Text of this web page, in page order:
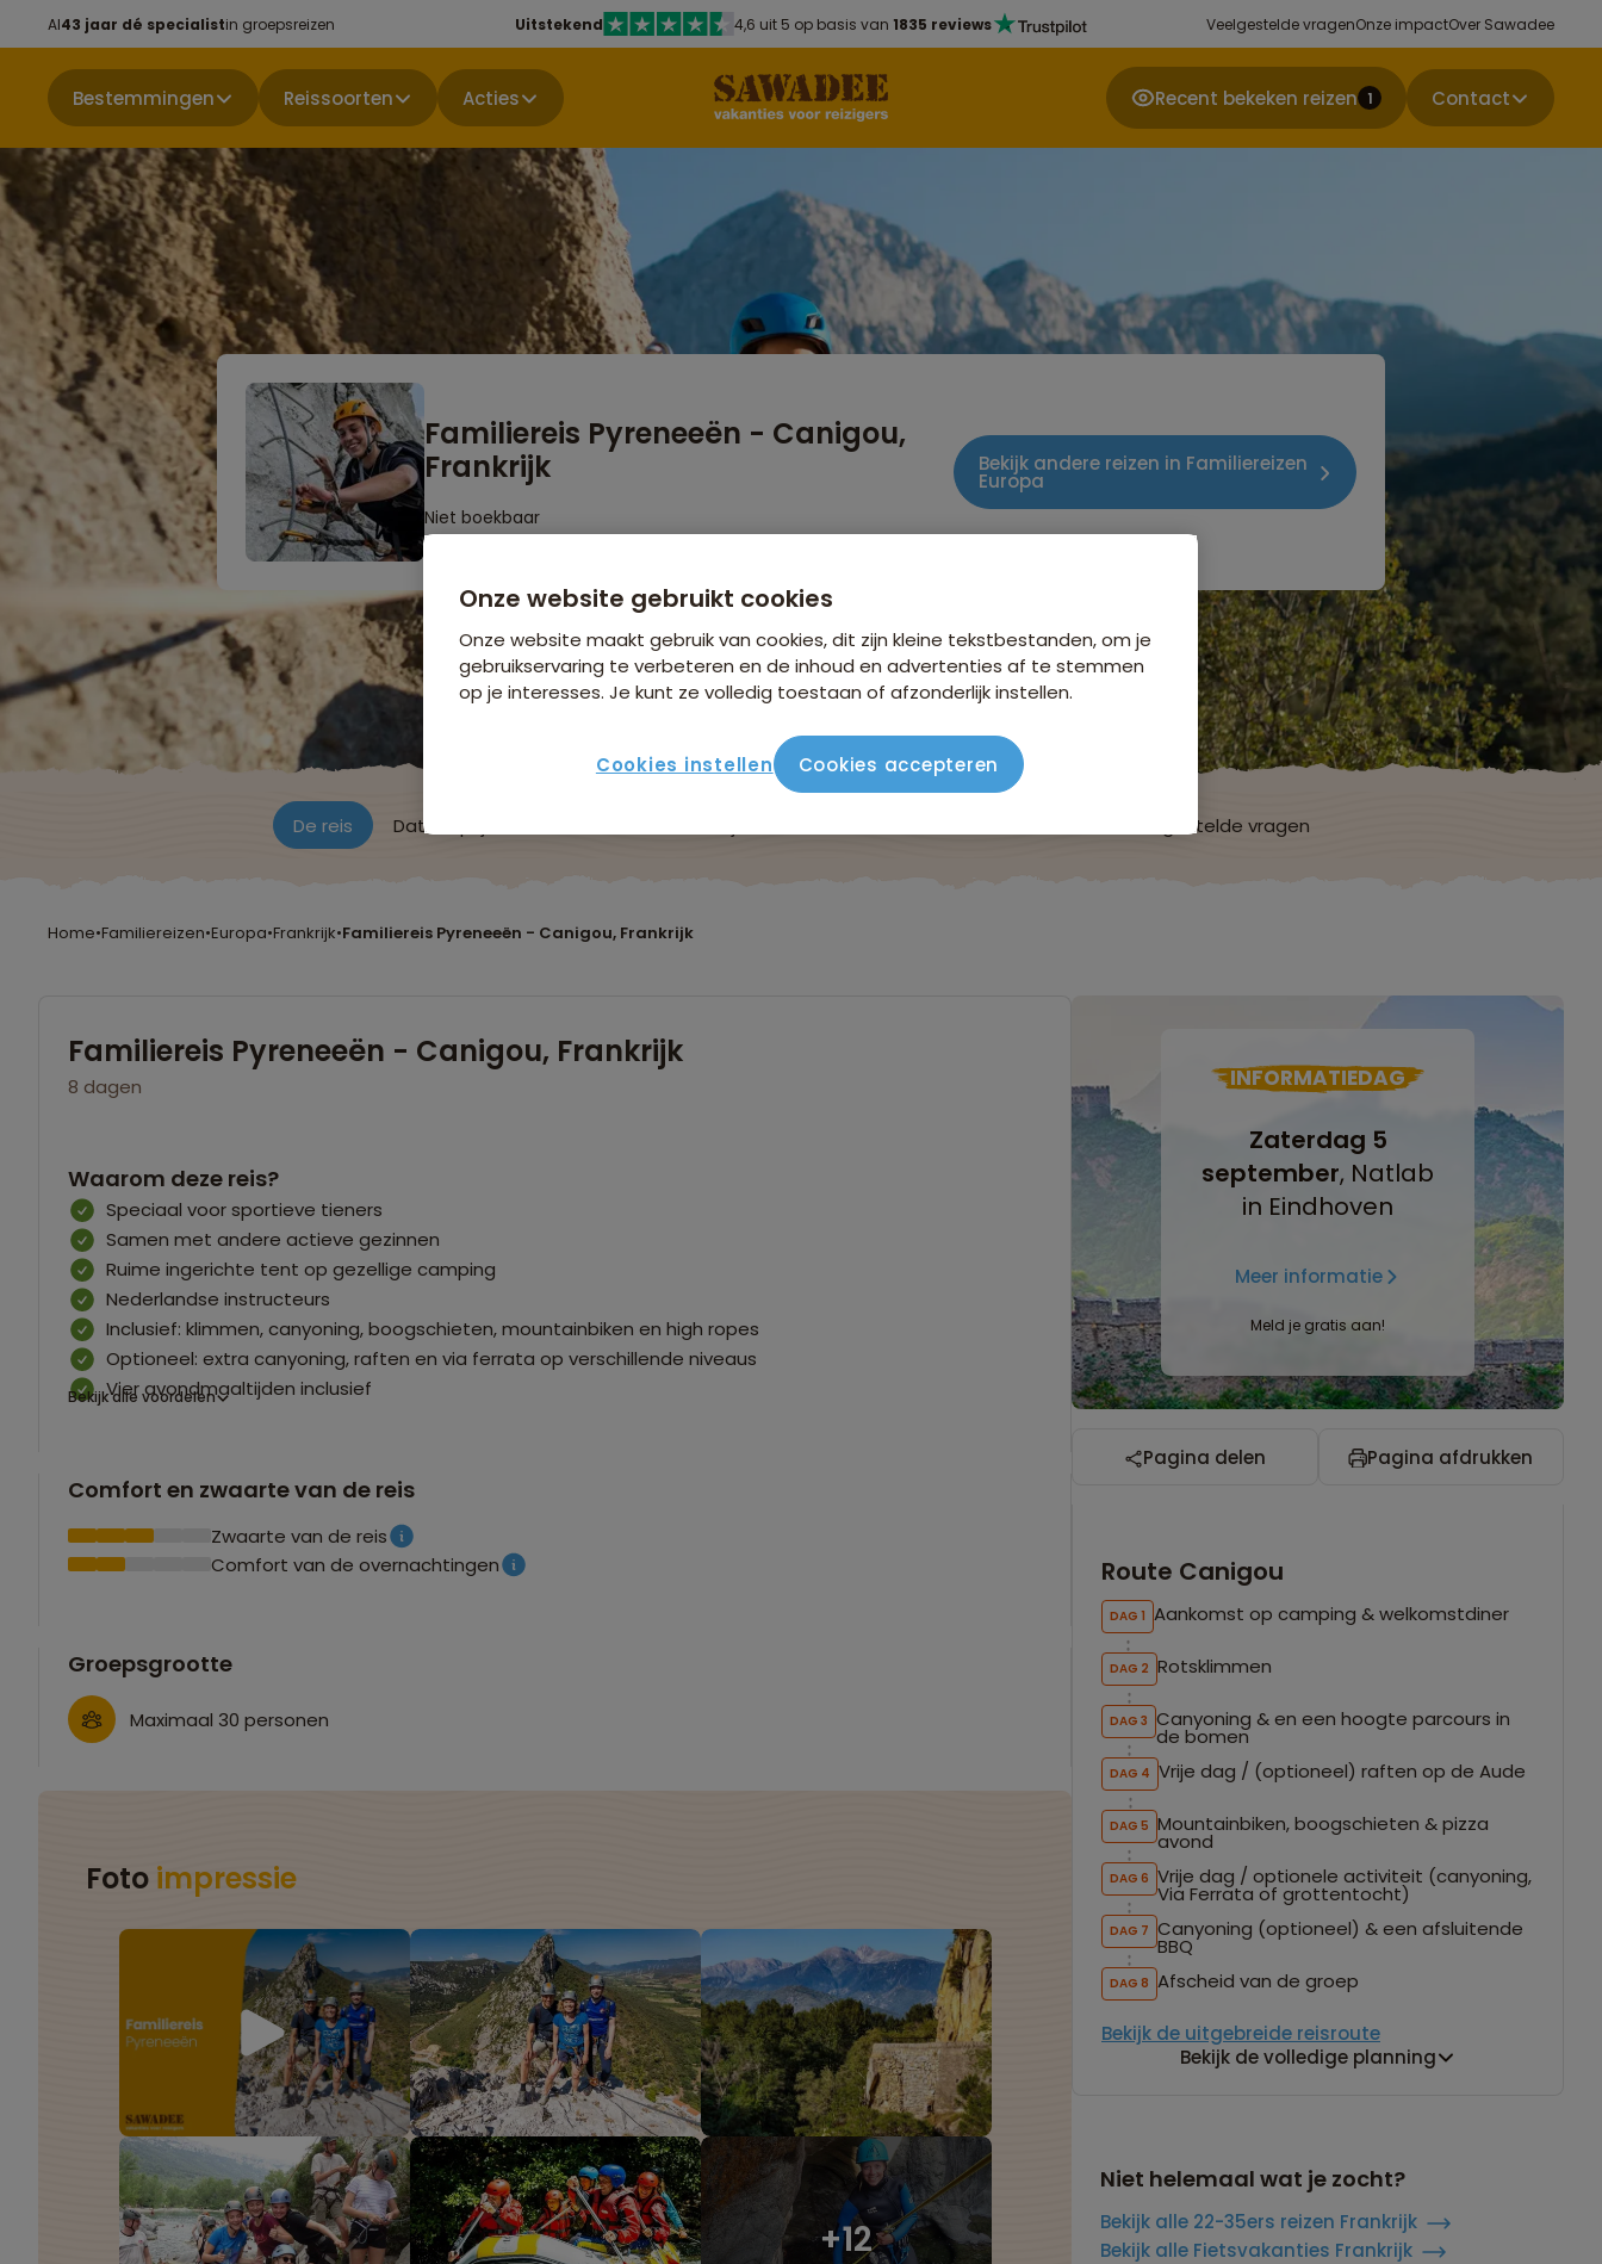
Al43 jaar dé specialistin groepsreizen Uitstekend 4,6 uit 5 op basis van 1835 reviews Veelgestelde vragenOnze impactOver Sawadee
Bestemmingen Reissoorten Acties Recent bekeken reizen 1 Contact
Familiereis Pyreneeën - Canigou,
Frankrijk
Niet boekbaar
Bekijk andere reizen in Familiereizen
Europa
De reis Data & prijzen Veelgestelde vragen
Home•Familiereizen•Europa•Frankrijk•Familiereis Pyreneeën - Canigou, Frankrijk
Familiereis Pyreneeën - Canigou, Frankrijk
8 dagen
Waarom deze reis?
Speciaal voor sportieve tieners
Samen met andere actieve gezinnen
Ruime ingerichte tent op gezellige camping
Nederlandse instructeurs
Inclusief: klimmen, canyoning, boogschieten, mountainbiken en high ropes
Optioneel: extra canyoning, raften en via ferrata op verschillende niveaus
Vier avondmaaltijden inclusief
Bekijk alle voordelen
Comfort en zwaarte van de reis
Zwaarte van de reis
Comfort van de overnachtingen
Groepsgrootte
Maximaal 30 personen
Foto impressie
INFORMATIEDAG
Zaterdag 5
september, Natlab
in Eindhoven
Meer informatie
Meld je gratis aan!
Pagina delen Pagina afdrukken
Route Canigou
DAG 1 Aankomst op camping & welkomstdiner
DAG 2 Rotsklimmen
DAG 3 Canyoning & en een hoogte parcours in
de bomen
DAG 4 Vrije dag / (optioneel) raften op de Aude
DAG 5 Mountainbiken, boogschieten & pizza
avond
DAG 6 Vrije dag / optionele activiteit (canyoning,
Via Ferrata of grottentocht)
DAG 7 Canyoning (optioneel) & een afsluitende
BBQ
DAG 8 Afscheid van de groep
Bekijk de uitgebreide reisroute
Bekijk de volledige planning
Niet helemaal wat je zocht?
Bekijk alle 22-35ers reizen Frankrijk
Bekijk alle Fietsvakanties Frankrijk
Onze website gebruikt cookies
Onze website maakt gebruik van cookies, dit zijn kleine tekstbestanden, om je
gebruikservaring te verbeteren en de inhoud en advertenties af te stemmen
op je interesses. Je kunt ze volledig toestaan of afzonderlijk instellen.
Cookies instellen Cookies accepteren